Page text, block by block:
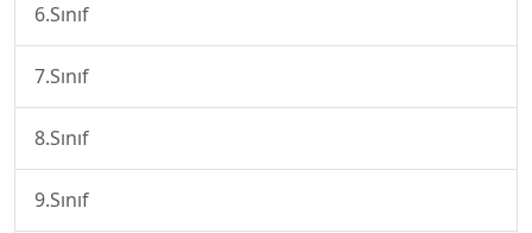
6.Sınıf
7.Sınıf
8.Sınıf
9.Sınıf